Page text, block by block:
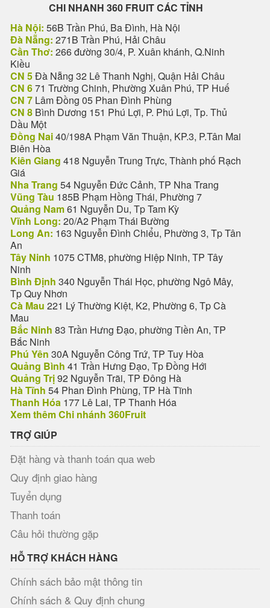
CHI NHANH 360 FRUIT CÁC TỈNH
Hà Nội: 56B Trần Phú, Ba Đình, Hà Nội
Đà Nẵng: 271B Trần Phú, Hải Châu
Cần Thơ: 266 đường 30/4, P. Xuân khánh, Q.Ninh
Kiều
CN 5Đà Nẵng 32 Lê Thanh Nghị, Quận Hải Châu
CN 671 Trường Chinh, Phường Xuân Phú, TP Huế
CN 7 Lâm Đồng 05 Phan Đình Phùng
CN 8 Bình Dương 151 Phú Lợi, P. Phú Lợi, Tp. Thủ
Dầu Một
Đồng Nai40/198A Phạm Văn Thuận, KP.3, P.Tân Mai
Biên Hòa
Kiên Giang 418 Nguyễn Trung Trực, Thành phố Rạch
Giá
Nha Trang 54 Nguyễn Đức Cảnh, TP Nha Trang
Vũng Tàu 185B Phạm Hồng Thái, Phường 7
Quảng Nam61 Nguyễn Du, Tp Tam Kỳ
Vĩnh Long: 20/A2 Phạm Thái Bường
Long An: 163 Nguyễn Đình Chiểu, Phường 3, Tp Tân
An
Tây Ninh 1075 CTM8, phường Hiệp Ninh, TP Tây
Ninh
Bình Định 340 Nguyễn Thái Học, phường Ngô Mây,
Tp Quy Nhơn
Cà Mau 221 Lý Thường Kiệt, K2, Phường 6, Tp Cà
Mau
Bắc Ninh 83 Trần Hưng Đạo, phường Tiền An, TP
Bắc Ninh
Phú Yên 30A Nguyễn Công Trứ, TP Tuy Hòa
Quảng Bình 41 Trần Hưng Đạo, Tp Đồng Hới
Quảng Trị92 Nguyễn Trãi, TP Đông Hà
Hà Tĩnh 54 Phan Đình Phùng, TP Hà Tĩnh
Thanh Hóa 177 Lê Lai, TP Thanh Hóa
Xem thêm Chi nhánh 360Fruit
TRỢ GIÚP
Đặt hàng và thanh toán qua web
Quy định giao hàng
Tuyển dụng
Thanh toán
Câu hỏi thường gặp
HỖ TRỢ KHÁCH HÀNG
Chính sách bảo mật thông tin
Chính sách & Quy định chung